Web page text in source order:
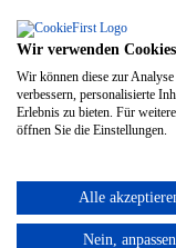
Wibschla 22
58513 Lüdenscheid
t+ 49(0) 2351 / 981
f+ 49(0) 2351 / 981
sales@welltherm.de
Kontakt
Downloads
Impressum
Wir verwenden Cookies
Wir können diese zur Analyse
verbessern, personalisierte
Erlebnis zu bieten. Für
öffnen Sie die Einstellungen.
Alle
Nein, anpassen